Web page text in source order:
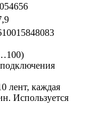
подключения
лент, каждая
Используется